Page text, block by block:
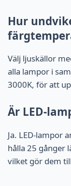
Hur
Välj ljuskällor
alla lampor i
3000K, för att
Är LED-
Ja. LED-lampor
hålla 25 gånger
vilket gör dem